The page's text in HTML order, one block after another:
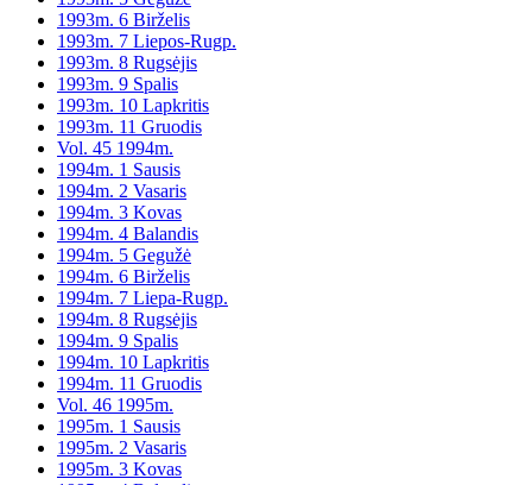
1993m. 6 Birželis
1993m. 7 Liepos-Rugp.
1993m. 8 Rugsėjis
1993m. 9 Spalis
1993m. 10 Lapkritis
1993m. 11 Gruodis
Vol. 45 1994m.
1994m. 1 Sausis
1994m. 2 Vasaris
1994m. 3 Kovas
1994m. 4 Balandis
1994m. 5 Gegužė
1994m. 6 Birželis
1994m. 7 Liepa-Rugp.
1994m. 8 Rugsėjis
1994m. 9 Spalis
1994m. 10 Lapkritis
1994m. 11 Gruodis
Vol. 46 1995m.
1995m. 1 Sausis
1995m. 2 Vasaris
1995m. 3 Kovas